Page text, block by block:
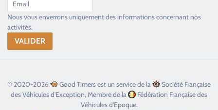
Nous vous enverrons uniquement des informations concernant nos
activités.
© 2020-2026 Good Timers est un service de la
Société Française
des Véhicules d'Exception, Membre de la
Fédération Française des
Véhicules d'Epoque.